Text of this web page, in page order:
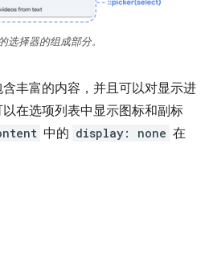
选择器的组成部分。
丰富的内容，并且可以对显示进
在选项列表中显示图标和副标
中的 display: none 在